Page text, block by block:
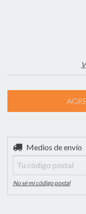
Entregas para el CP:
Medios de envío
No sé mi código postal